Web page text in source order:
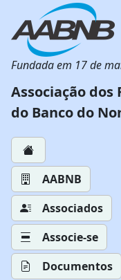
Fundada em 17 de
Associação
do Banco do
AABNB
Associados
Associe-se
Documentos